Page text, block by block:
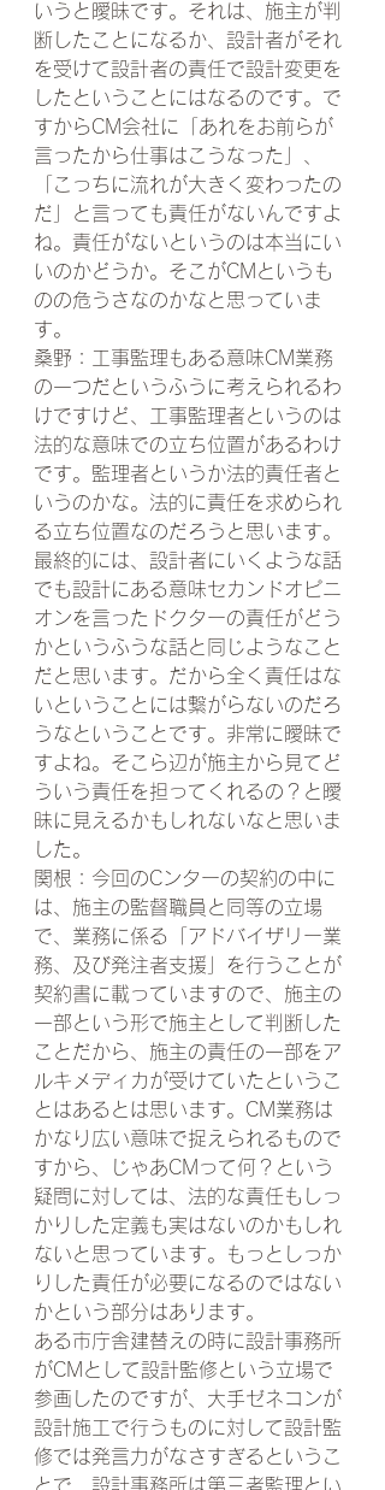
いうと曖昧です。それは、施主が判
断したことになるか、設計者がそれ
を受けて設計者の責任で設計変更を
したということにはなるのです。で
すからCM会社に「あれをお前らが
言ったから仕事はこうなった」、
「こっちに流れが大きく変わったの
だ」と言っても責任がないんですよ
ね。責任がないというのは本当にい
いのかどうか。そこがCMというも
のの危うさなのかなと思っていま
す。
桑野：工事監理もある意味CM業務
の一つだというふうに考えられるわ
けですけど、工事監理者というのは
法的な意味での立ち位置があるわけ
です。監理者というか法的責任者と
いうのかな。法的に責任を求められ
る立ち位置なのだろうと思います。
最終的には、設計者にいくような話
でも設計にある意味セカンドオピニ
オンを言ったドクターの責任がどう
かというふうな話と同じようなこと
だと思います。だから全く責任はな
いということには繋がらないのだろ
うなということです。非常に曖昧で
すよね。そこら辺が施主から見てど
ういう責任を担ってくれるの？と曖
昧に見えるかもしれないなと思いま
した。
関根：今回のCンターの契約の中に
は、施主の監督職員と同等の立場
で、業務に係る「アドバイザリー業
務、及び発注者支援」を行うことが
契約書に載っていますので、施主の
一部という形で施主として判断した
ことだから、施主の責任の一部をア
ルキメディカが受けていたというこ
とはあるとは思います。CM業務は
かなり広い意味で捉えられるもので
すから、じゃあCMって何？という
疑問に対しては、法的な責任もしっ
かりした定義も実はないのかもしれ
ないと思っています。もっとしっか
りした責任が必要になるのではない
かという部分はあります。
ある市庁舎建替えの時に設計事務所
がCMとして設計監修という立場で
参画したのですが、大手ゼネコンが
設計施工で行うものに対して設計監
修では発言力がなさすぎるというこ
とで、設計事務所は第三者監理とい